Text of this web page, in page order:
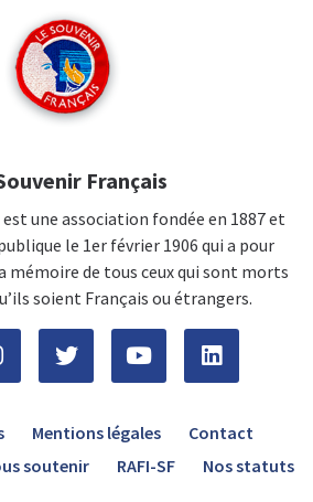
Français
est une association fondée en 1887 et
le 1er février 1906 qui a pour
mémoire de tous ceux qui sont morts
soient Français ou étrangers.
Mentions légales
Contact
soutenir RAFI-SF Nos statuts